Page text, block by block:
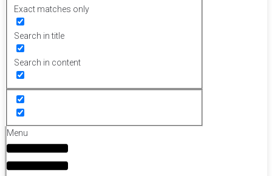
Exact matches only
Search in title
Search in content
Menu